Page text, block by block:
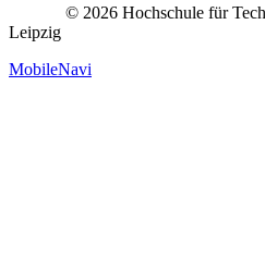
© 2026 Hochschule für
Leipzig
MobileNavi